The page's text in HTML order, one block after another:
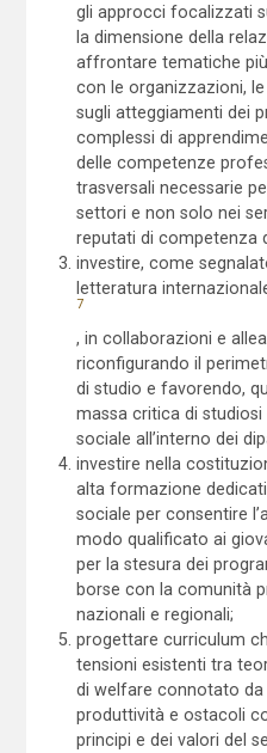
gli approcci focalizzati
la dimensione della
affrontare tematiche
con le organizzazioni,
sugli atteggiamenti dei
complessi di
delle competenze
trasversali necessarie
settori e non solo nei
reputati di competenza
investire, come
letteratura
7
, in collaborazioni e
riconfigurando il
di studio e favorendo,
massa critica di
sociale all’interno dei
investire nella
alta formazione
sociale per consentire
modo qualificato ai
per la stesura dei
borse con la comunità
nazionali e regionali;
progettare curriculum
tensioni esistenti tra
di welfare connotato da
produttività e ostacoli
principi e dei valori del